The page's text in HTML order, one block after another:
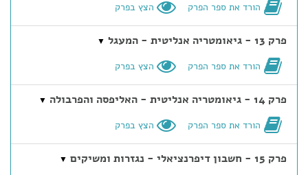
הורד את ספר הפרק הצץ בפרק
פרק 13 - גיאומטריה אנליטית - המעגל ▼
הורד את ספר הפרק הצץ בפרק
פרק 14 - גיאומטריה אנליטית - האליפסה והפרבולה ▼
הורד את ספר הפרק הצץ בפרק
פרק 15 - חשבון דיפרנציאלי - נגזרות ומשיקים ▼